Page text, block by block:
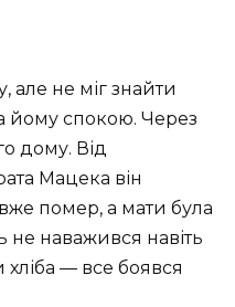
але не міг знайти
йому спокою. Через
дому. Від
Мацека він
помер, а мати була
не наважився навіть
— все боявся